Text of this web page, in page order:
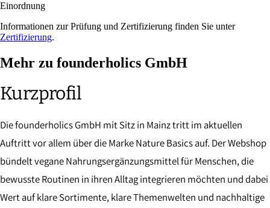
Einordnung
Informationen zur Prüfung und Zertifizierung finden Sie unter
Zertifizierung.
Mehr zu founderholics GmbH
Kurzprofil
Die founderholics GmbH mit Sitz in Mainz tritt im aktuellen
Auftritt vor allem über die Marke Nature Basics auf. Der Webshop
bündelt vegane Nahrungsergänzungsmittel für Menschen, die
bewusste Routinen in ihren Alltag integrieren möchten und dabei
Wert auf klare Sortimente, klare Themenwelten und nachhaltige